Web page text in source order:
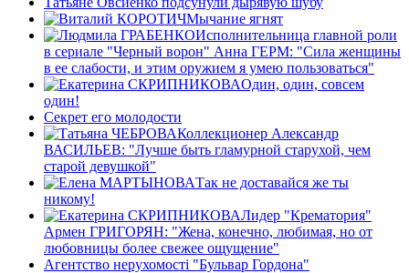
Мычание ягнят
Исполнительница главной роли
в сериале "Черный ворон" Анна ГЕРМ: "Сила женщины
в ее слабости, и этим оружием я умею пользоваться"
Один, один, совсем
один!
Секрет его молодости
Коллекционер Александр
ВАСИЛЬЕВ: "Лучше быть гламурной старухой, чем
старой девушкой"
Так не доставайся же ты
никому!
Лидер "Крематория"
Армен ГРИГОРЯН: "Жена, конечно, любимая, но от
любовницы более свежее ощущение"
Агентство нерухомості "Бульвар Гордона"